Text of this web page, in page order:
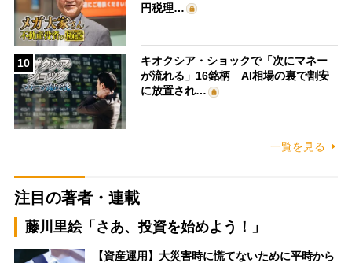
円税理…
10
キオクシア・ショックで「次にマネー
が流れる」16銘柄 AI相場の裏で割安
に放置され…
一覧を見る
注目の著者・連載
藤川里絵「さあ、投資を始めよう！」
【資産運用】大災害時に慌てないために平時から